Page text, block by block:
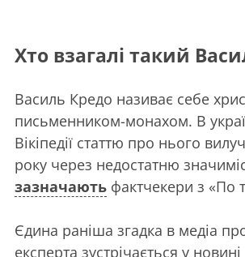
Хто взагалі такий
Василь Кредо називає себе
письменником-монахом. В
Вікіпедії статтю про нього
року через недостатню
зазначають фактчекери з «По
Єдина раніша згадка в медіа
експерта зустрічається у новині